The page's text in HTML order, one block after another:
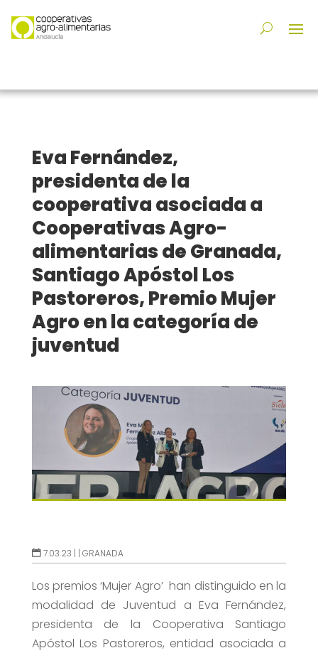
Eva Fernández,
presidenta de la
cooperativa asociada a
Cooperativas Agro-
alimentarias de Granada,
Santiago Apóstol Los
Pastoreros, Premio Mujer
Agro en la categoría de
juventud
7.03.23 | | GRANADA
Los premios ‘Mujer Agro’ han distinguido en la
modalidad de Juventud a Eva Fernández,
presidenta de la Cooperativa Santiago
Apóstol Los Pastoreros, entidad asociada a